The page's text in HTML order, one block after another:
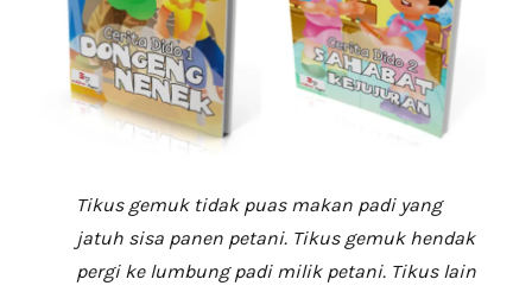
Tikus gemuk tidak puas makan padi yang
jatuh sisa panen petani. Tikus gemuk hendak
pergi ke lumbung padi milik petani. Tikus lain